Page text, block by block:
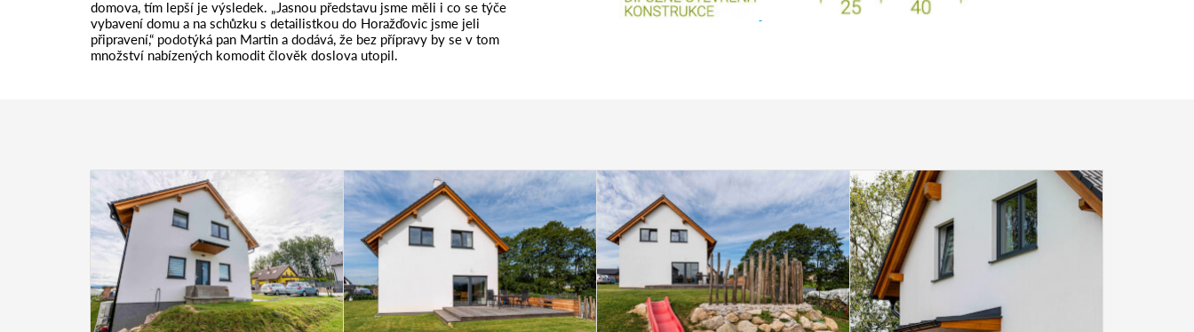
domova, tím lepší je výsledek. „Jasnou představu jsme měli i co se týče
vybavení domu a na schůzku s detailistkou do Horažďovic jsme jeli
připravení,“ podotýká pan Martin a dodává, že bez přípravy by se v tom
množství nabízených komodit člověk doslova utopil.